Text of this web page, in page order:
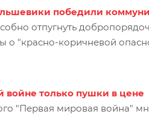
победили
отпугнуть
"красно-коричневой
войне только пушки в цене
"Первая мировая война"